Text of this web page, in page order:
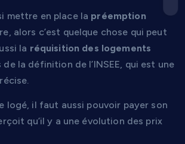
mettre en place la préemption
alors c’est quelque chose qui peut
la réquisition des logements
de la définition de l’INSEE, qui est une
logé, il faut aussi pouvoir payer son
qu’il y a une évolution des prix